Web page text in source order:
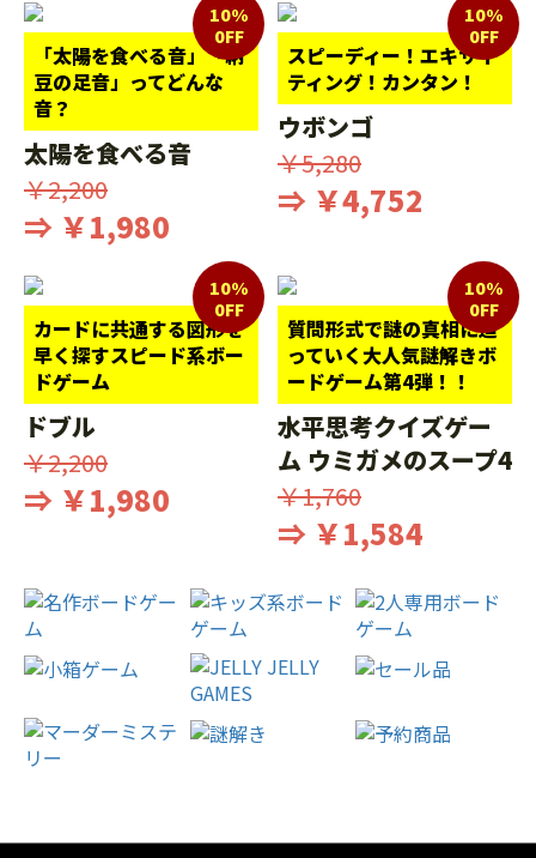
「太陽を食べる音」「納
豆の足音」ってどんな
音？
10%
0FF
太陽を食べる音
￥2,200
⇒ ￥1,980
スピーディー！エキサイ
ティング！カンタン！
10%
0FF
ウボンゴ
￥5,280
⇒ ￥4,752
カードに共通する図形を
早く探すスピード系ボー
ドゲーム
10%
0FF
ドブル
￥2,200
⇒ ￥1,980
質問形式で謎の真相に迫
っていく大人気謎解きボ
ードゲーム第4弾！！
10%
0FF
水平思考クイズゲー
ム ウミガメのスープ4
￥1,760
⇒ ￥1,584